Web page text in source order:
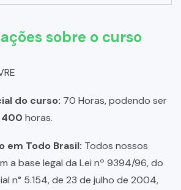
sobre o curso
do curso: 70 Horas, podendo ser
400 horas.
em Todo Brasil: Todos nossos
a base legal da Lei nº 9394/96, do
n° 5.154, de 23 de julho de 2004,